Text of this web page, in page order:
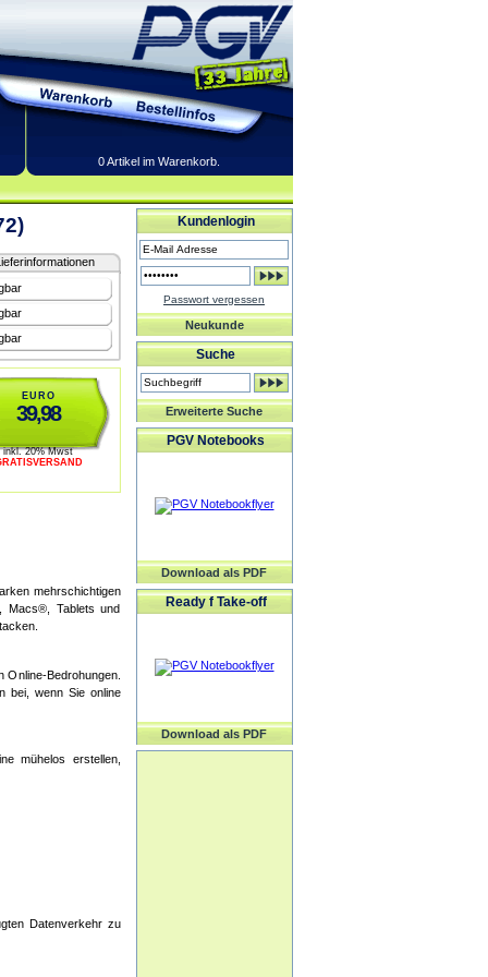
0 Artikel im Warenkorb.
EURO
39,98
inkl. 20% Mwst
mehrschichtigen
Macs®, Tablets und
Bedrohungen.
bei, wenn Sie online
mühelos erstellen,
Datenverkehr zu
Kundenlogin
Passwort vergessen
Neukunde
Suche
Erweiterte Suche
PGV Notebooks
Download als PDF
Ready f Take-off
Download als PDF